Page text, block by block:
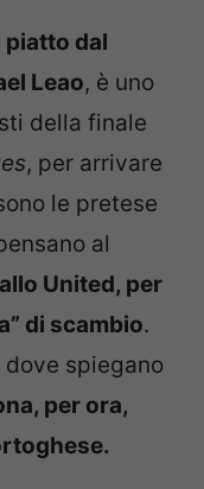
dal
Leao, è uno
della finale
, per arrivare
le pretese
al
United, per
di scambio.
dove spiegano
per ora,